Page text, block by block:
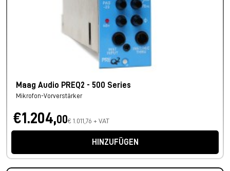
Maag Audio PREQ2 - 500 Series
Mikrofon-Vorverstärker
€1.204,00€ 1.011,76 + VAT
HINZUFÜGEN